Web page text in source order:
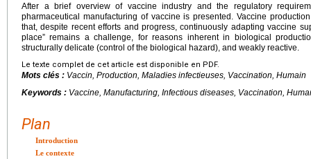
After a brief overview of vaccine industry and the regulatory
pharmaceutical manufacturing of vaccine is presented. Vaccine
that, despite recent efforts and progress, continuously adapting vaccine
place” remains a challenge, for reasons inherent in biological
structurally delicate (control of the biological hazard), and weakly reactive.
Le texte complet de cet article est disponible en PDF.
Mots clés : Vaccin, Production, Maladies infectieuses, Vaccination, Humain
Keywords : Vaccine, Manufacturing, Infectious diseases, Vaccination,
Plan
Introduction
Le contexte